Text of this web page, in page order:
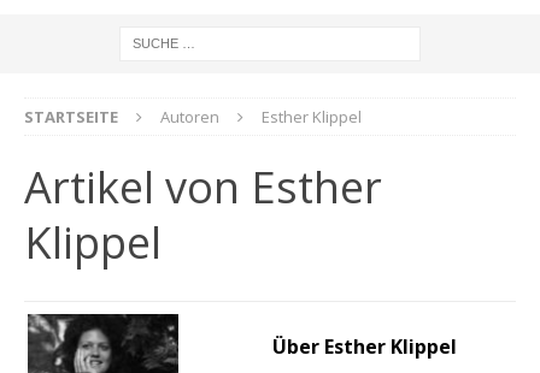
STARTSEITE Autoren Esther Klippel
Artikel von Esther
Klippel
Über Esther Klippel